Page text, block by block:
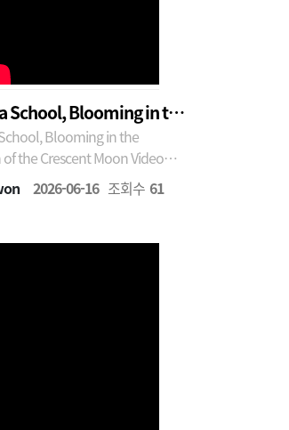
School, Blooming in the
of the Crescent Moon
Blooming in the
the Crescent Moon Video
who, amid the devastation of
2026-06-16 조회수 61